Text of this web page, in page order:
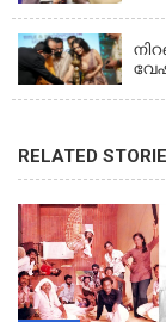
RELATED